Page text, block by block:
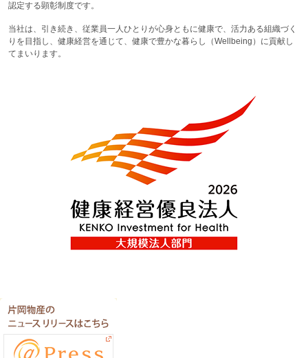
認定する顕彰制度です。
当社は、引き続き、従業員一人ひとりが心身ともに健康で、活力ある組織づく
りを目指し、健康経営を通じて、健康で豊かな暮らし（Wellbeing）に貢献し
てまいります。